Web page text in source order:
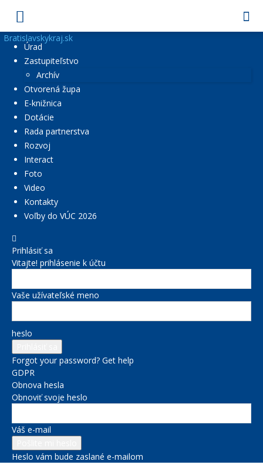
Bratislavskykraj.sk
Úrad
Zastupiteľstvo
Archív
Otvorená župa
E-knižnica
Dotácie
Rada partnerstva
Rozvoj
Interact
Foto
Video
Kontakty
Voľby do VÚC 2026
Prihlásiť sa
Vitajte! prihlásenie k účtu
Vaše užívateľské meno
heslo
Forgot your password? Get help
GDPR
Obnova hesla
Obnoviť svoje heslo
Váš e-mail
Heslo vám bude zaslané e-mailom